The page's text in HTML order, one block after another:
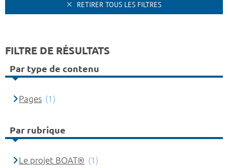
RETIRER TOUS LES FILTRES
FILTRE DE RÉSULTATS
Par type de contenu
Pages (1)
Par rubrique
Le projet BOAT® (1)